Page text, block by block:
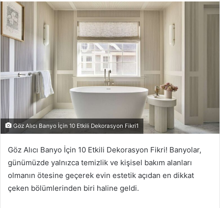
Göz Alıcı Banyo İçin 10 Etkili Dekorasyon Fikri1
Göz Alıcı Banyo İçin 10 Etkili Dekorasyon Fikri! Banyolar,
günümüzde yalnızca temizlik ve kişisel bakım alanları
olmanın ötesine geçerek evin estetik açıdan en dikkat
çeken bölümlerinden biri haline geldi.